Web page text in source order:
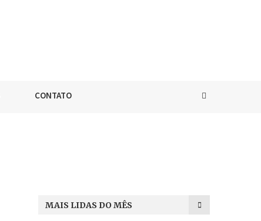
CONTATO
MAIS LIDAS DO MÊS